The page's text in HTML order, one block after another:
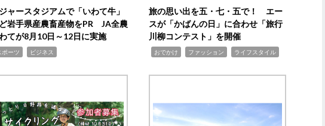
ャースタジアムで「いわて牛」
岩手県産農畜産物をPR JA全農
てが8月10日～12日に実施
ポーツ ビジネス
旅の思い出を五・七・五で！ エー
スが「かばんの日」に合わせ「旅行
川柳コンテスト」を開催
おでかけ ファッション ライフスタイル